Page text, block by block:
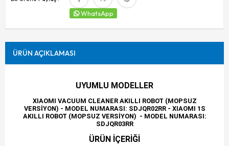
WhatsApp
ÜRÜN AÇIKLAMASI
UYUMLU MODELLER
XIAOMI VACUUM CLEANER AKILLI ROBOT (MOPSUZ
VERSİYON) - MODEL NUMARASI: SDJQR02RR - XIAOMI 1S
AKILLI ROBOT (MOPSUZ VERSİYON) - MODEL NUMARASI:
SDJQR03RR
ÜRÜN İÇERİĞİ